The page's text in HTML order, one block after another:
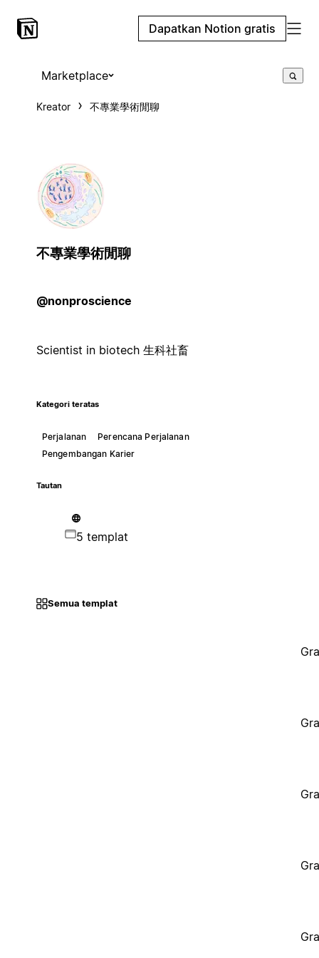
Dapatkan Notion gratis
Marketplace
Kreator 不專業學術閒聊
不專業學術閒聊
@nonproscience
Scientist in biotech 生科社畜
Kategori teratas
Perjalanan
Perencana Perjalanan
Pengembangan Karier
Tautan
5 templat
Semua templat